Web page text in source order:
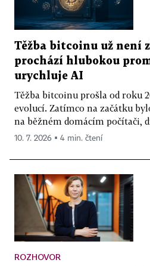
Těžba bitcoinu už není
prochází hlubokou
urychluje AI
Těžba bitcoinu prošla od roku
evolucí. Zatímco na začátku
na běžném domácím počítači,
10. 7. 2026 ▪ 4 min. čtení
ROZHOVOR